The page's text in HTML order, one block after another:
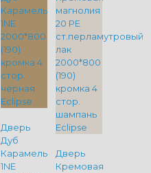
Дверь
Дуб
Карамель
1NE
Дверь
Кремовая